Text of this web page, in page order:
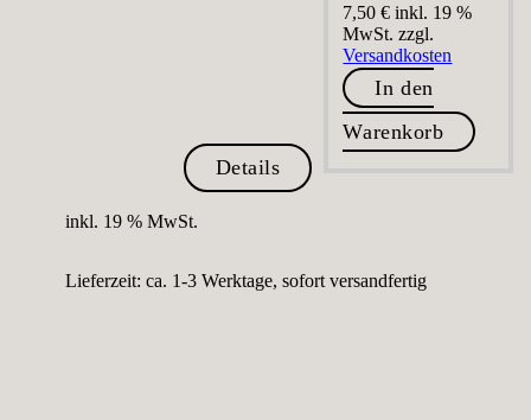
Details
7,50€ inkl. 19 %
MwSt. zzgl.
Versandkosten
In den
Warenkorb
inkl. 19 % MwSt.
Lieferzeit: ca. 1-3 Werktage, sofort versandfertig